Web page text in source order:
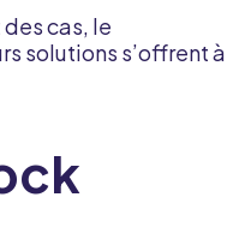
cas, le
solutions s’offrent à